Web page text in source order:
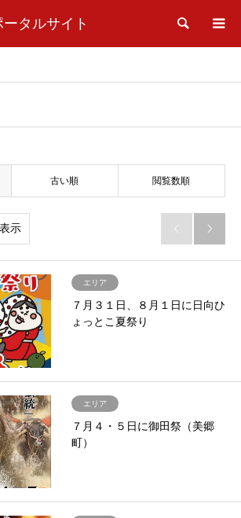
タルサイト 検索
古い順 閲覧数順
示  
エリア
７月３１日、８月１日に日向ひ
ょっとこ夏祭り
エリア
７月４・５日に御田祭（美郷
町）